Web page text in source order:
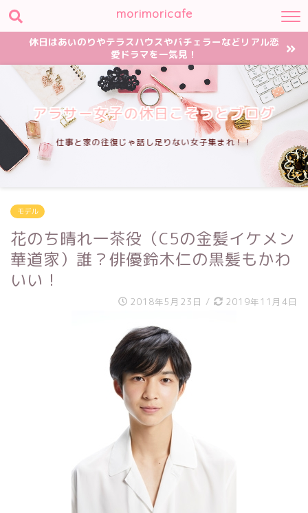
morimoricafe
休日はあいのりやテラスハウスやバチェラーなどリアル恋
愛ドラマを一気見！
アラサー女子の休日こそっとブログ
仕事と家の往復じゃ話し足りない女子集まれ！！
モデル
花のち晴れ一茶役（C5の金髪イケメン
華道家）誰？俳優鈴木仁の黒髪もかわ
いい！
2018年5月23日 / 2019年11月4日